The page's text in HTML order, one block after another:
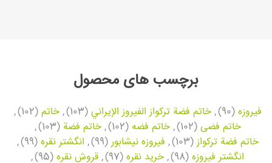
برچسب های محصول
فیروزه (90)
, خاتم فضة تركواز الفيروز الإيراني (103)
, خاتم (102)
,
خاتم فضی (102)
, خاتم فضه (102)
, خاتم فضة (103)
,
خاتم فضة تركواز (103)
, فیروزه نیشابور (99)
, انگشتر نقره (99)
,
انگشتر فیروزه (98)
, خرید نقره (97)
, قروش نقره (95)
,